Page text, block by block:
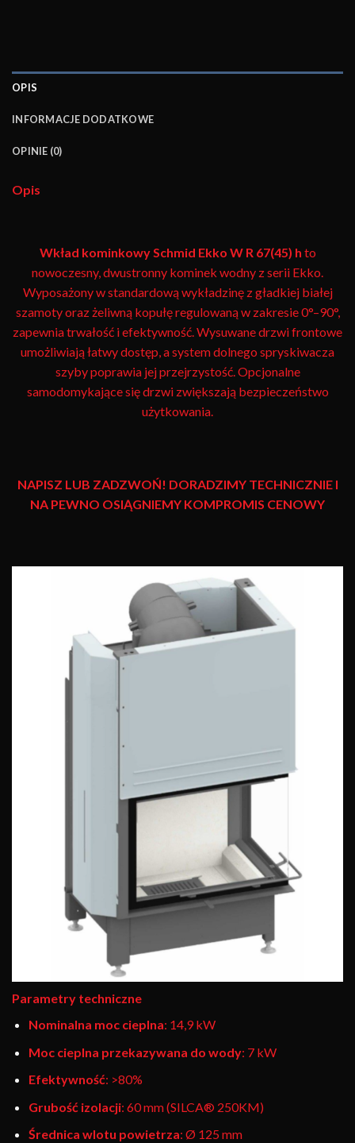
OPIS
INFORMACJE DODATKOWE
OPINIE (0)
Opis
Wkład kominkowy Schmid Ekko W R 67(45) h to
nowoczesny, dwustronny kominek wodny z serii Ekko.
Wyposażony w standardową wykładzinę z gładkiej białej
szamoty oraz żeliwną kopułę regulowaną w zakresie 0°–90°,
zapewnia trwałość i efektywność. Wysuwane drzwi frontowe
umożliwiają łatwy dostęp, a system dolnego spryskiwacza
szyby poprawia jej przejrzystość. Opcjonalne
samodomykające się drzwi zwiększają bezpieczeństwo
użytkowania.
NAPISZ LUB ZADZWOŃ! DORADZIMY TECHNICZNIE I
NA PEWNO OSIĄGNIEMY KOMPROMIS CENOWY
Parametry techniczne
Nominalna moc cieplna: 14,9 kW
Moc cieplna przekazywana do wody: 7 kW
Efektywność: >80%
Grubość izolacji: 60 mm (SILCA® 250KM)
Średnica wlotu powietrza: Ø 125 mm